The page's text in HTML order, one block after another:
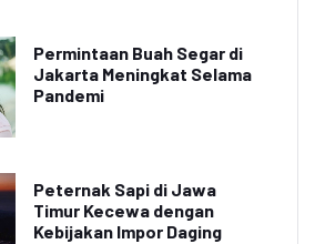
Permintaan Buah Segar di
Jakarta Meningkat Selama
Pandemi
Peternak Sapi di Jawa
Timur Kecewa dengan
Kebijakan Impor Daging